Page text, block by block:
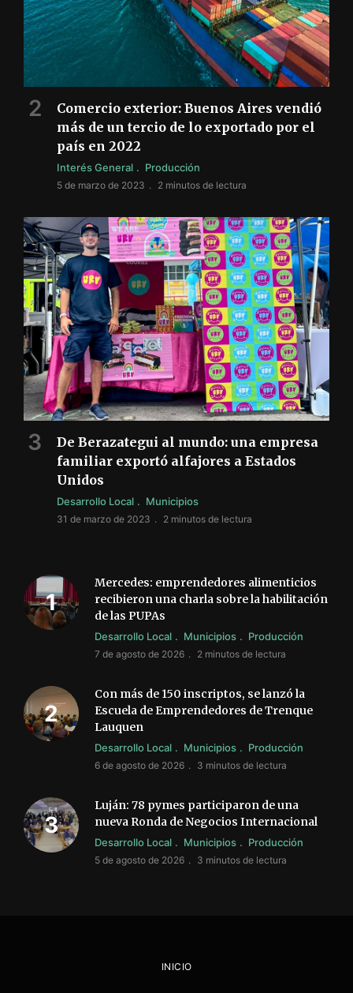
Comercio exterior: Buenos Aires vendió
más de un tercio de lo exportado por el
país en 2022
Interés General Producción
5 de marzo de 2023 2 minutos de lectura
De Berazategui al mundo: una empresa
familiar exportó alfajores a Estados
Unidos
Desarrollo Local Municipios
31 de marzo de 2023 2 minutos de lectura
Mercedes: emprendedores alimenticios
recibieron una charla sobre la habilitación
de las PUPAs
Desarrollo Local Municipios Producción
7 de agosto de 2026 2 minutos de lectura
Con más de 150 inscriptos, se lanzó la
Escuela de Emprendedores de Trenque
Lauquen
Desarrollo Local Municipios Producción
6 de agosto de 2026 3 minutos de lectura
Luján: 78 pymes participaron de una
nueva Ronda de Negocios Internacional
Desarrollo Local Municipios Producción
5 de agosto de 2026 3 minutos de lectura
INICIO